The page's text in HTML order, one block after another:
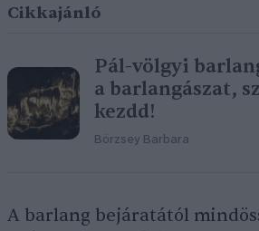
Cikkajánló
Pál-völgyi
a barlangászat,
kezdd!
Börzsey Barbara
A barlang bejáratától